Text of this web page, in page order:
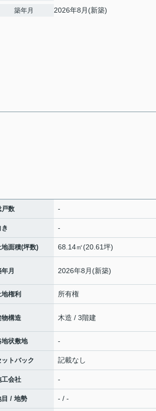
築年月 2026年8月(新築)
戸数 -
き -
地面積(坪数) 68.14㎡(20.61坪)
年月 2026年8月(新築)
権利 所有権
物構造 木造 / 3階建
地状敷地 -
ットバック 記載なし
工会社 -
目 / 地勢 - / -